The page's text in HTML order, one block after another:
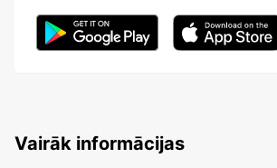
Vairāk informācijas